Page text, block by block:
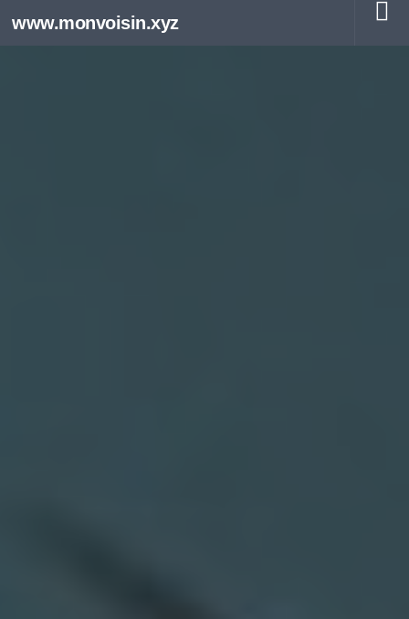
Au dessous du contenu
www.monvoisin.xyz